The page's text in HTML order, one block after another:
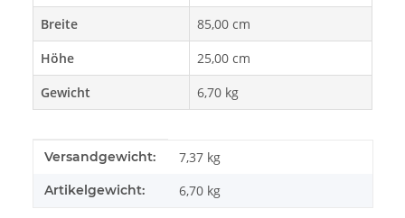
Breite
85,00 cm
Höhe
25,00 cm
Gewicht
6,70 kg
Produkteigenschaft
Wert
Versandgewicht: 7,37 kg
Artikelgewicht: 6,70 kg